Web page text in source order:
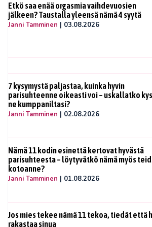
Etkö saa enää orgasmia vaihdevuosien
jälkeen? Taustalla yleensä nämä 4 syytä
Janni Tamminen | 03.08.2026
7 kysymystä paljastaa, kuinka hyvin
parisuhteenne oikeasti voi – uskallatko
ne kumppaniltasi?
Janni Tamminen | 02.08.2026
Nämä 11 kodin esinettä kertovat hyvästä
parisuhteesta – löytyvätkö nämä myös
kotoanne?
Janni Tamminen | 01.08.2026
Jos mies tekee nämä 11 tekoa, tiedät että
rakastaa sinua